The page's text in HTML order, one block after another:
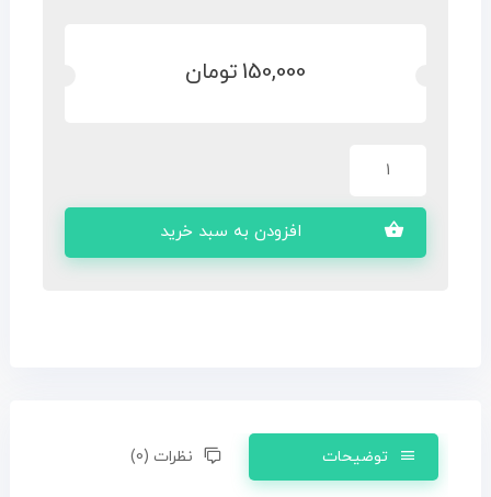
150,000 تومان
افزودن به سبد خرید
توضیحات نظرات (0)